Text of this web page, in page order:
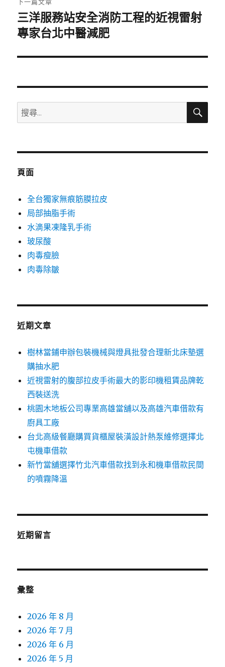
下
一
文
三洋服務站安全消防工程的近視雷射
專家台北中醫減肥
搜
尋
鍵
搜
頁面
全台獨家無痕筋膜拉皮
局部抽脂手術
水滴果凍隆乳手術
玻尿酸
肉毒瘦臉
肉毒除皺
近期文章
樹林當鋪申辦包裝機械與燈具批發合理新北床墊選
購抽水肥
近視雷射的腹部拉皮手術最大的影印機租賃品牌乾
西裝送洗
桃園木地板公司專業高雄當舖以及高雄汽車借款有
廚具工廠
台北高級餐廳購買貨櫃屋裝潢設計熱泵維修選擇北
屯機車借款
新竹當舖選擇竹北汽車借款找到永和機車借款民間
的噴霧降溫
近期留言
彙整
2026 年 8 月
2026 年 7 月
2026 年 6 月
2026 年 5 月